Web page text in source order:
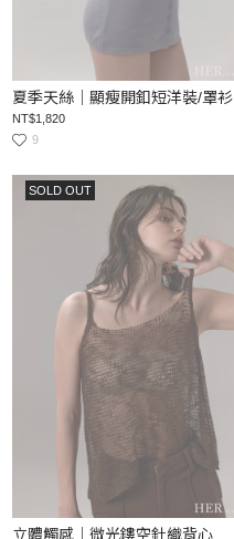
夏季天絲｜顯瘦開釦短洋裝/罩衫
NT$1,820
9
SOLD OUT
立體觸感｜微光鏤空針織背心